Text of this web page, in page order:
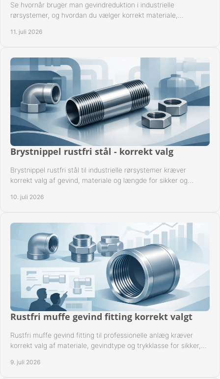
Se hvornår bruger man gevindreduktion i industrielle
rørsystemer, og hvordan du vælger korrekt materiale,
11. juli 2026
Brystnippel rustfri stål - korrekt valg
Brystnippel rustfri stål til industrielle rørsystemer kræver
korrekt valg af gevind, materiale og længde for sikker og
10. juli 2026
Rustfri muffe gevind fitting korrekt valgt
Rustfri muffe gevind fitting til professionelle anlæg kræver
korrekt valg af materiale, gevindtype og trykklasse for sikker,
9. juli 2026